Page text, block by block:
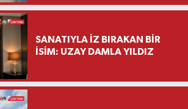
Ziyareti
SANATIYLA İZ BIRAKAN BİR
İSİM: UZAY DAMLA YILDIZ